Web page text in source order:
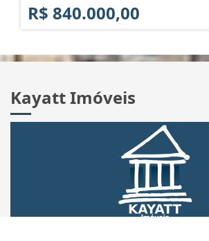
R$ 840.000,00
Kayatt Imóveis